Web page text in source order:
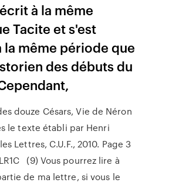
à la même
Tacite et s'est
la même période que
des débuts du
douze Césars, Vie de Néron
le texte établi par Henri
Lettres, C.U.F., 2010. Page 3
(9) Vous pourrez lire à
de ma lettre, si vous le